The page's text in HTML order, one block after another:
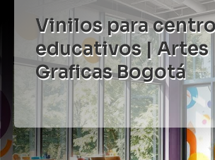
Vinilos para
educativos | Artes
Graficas Bogotá